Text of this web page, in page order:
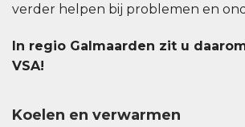
verder helpen bij problemen en
In regio Galmaarden zit u
VSA!
Koelen en verwarmen